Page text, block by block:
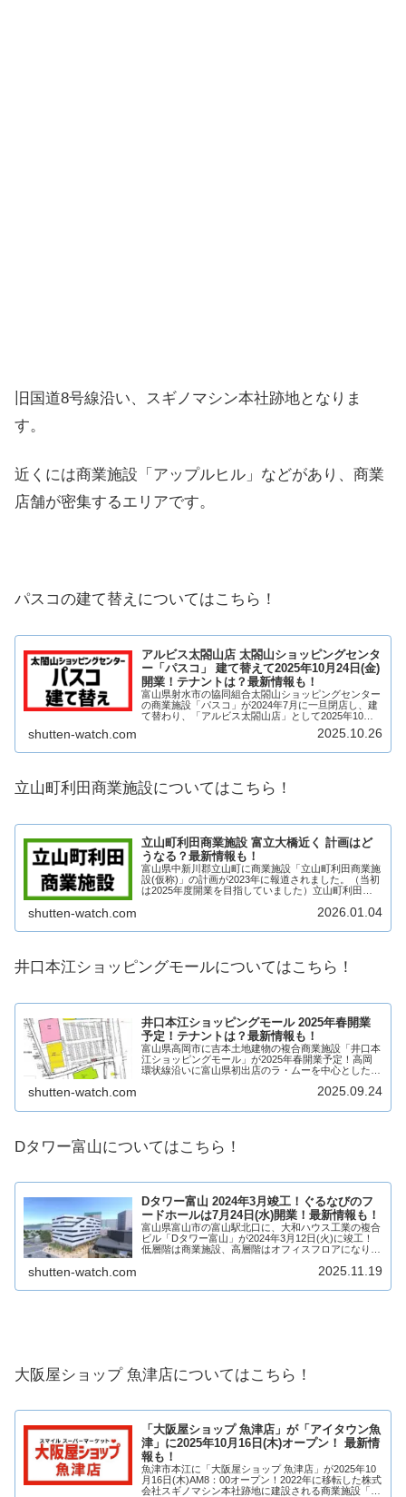
旧国道8号線沿い、スギノマシン本社跡地となりま
す。
近くには商業施設「アップルヒル」などがあり、商業
店舗が密集するエリアです。
パスコの建て替えについてはこちら！
アルビス太閤山店 太閤山ショッピングセンタ
ー「パスコ」 建て替えて2025年10月24日(金)
開業！テナントは？最新情報も！
富山県射水市の協同組合太閤山ショッピングセンター
の商業施設「パスコ」が2024年7月に一旦閉店し、建
て替わり、「アルビス太閤山店」として2025年10月
24日(金)開業！パスコは建て替えられ、複数店舗が出
店！そんな、太閤山ショッピングセンタ...
shutten-watch.com 2025.10.26
立山町利田商業施設についてはこちら！
立山町利田商業施設 富立大橋近く 計画はど
うなる？最新情報も！
富山県中新川郡立山町に商業施設「立山町利田商業施
設(仮称)」の計画が2023年に報道されました。（当初
は2025年度開業を目指していました）立山町利田商
が出店！立山町利田商業施設がどのような商...
shutten-watch.com 2026.01.04
井口本江ショッピングモールについてはこちら！
井口本江ショッピングモール 2025年春開業
予定！テナントは？最新情報も！
富山県高岡市に吉本土地建物の複合商業施設「井口本
江ショッピングモール」が2025年春開業予定！高岡
環状線沿いに富山県初出店のラ・ムーを中心とした新
セスは？そういった最新情報や求人情報も含め、井...
shutten-watch.com 2025.09.24
Dタワー富山についてはこちら！
Dタワー富山 2024年3月竣工！ぐるなびのフ
ードホールは7月24日(水)開業！最新情報も！
富山県富山市の富山駅北口に、大和ハウス工業の複合
ビル「Dタワー富山」が2024年3月12日(火)に竣工！
低層階は商業施設、高層階はオフィスフロアになりま
はぐるなびのフードホール「GURUNA...
shutten-watch.com 2025.11.19
大阪屋ショップ 魚津店についてはこちら！
「大阪屋ショップ 魚津店」が「アイタウン魚
津」に2025年10月16日(木)オープン！ 最新情
報も！
魚津市本江に「大阪屋ショップ 魚津店」が2025年10
月16日(木)AM8：00オープン！2022年に移転した株式
会社スギノマシン本社跡地に建設される商業施設「ア